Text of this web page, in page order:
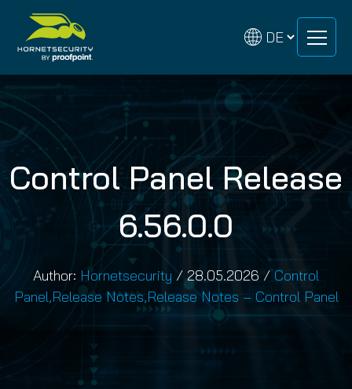
Inhalt
springen
Inhalt
springen
Control Panel Release
6.56.0.0
Author: Hornetsecurity /28.05.2026 /Control
Panel,Release Notes,Release Notes – Control Panel